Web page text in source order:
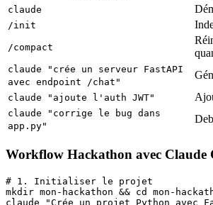
claude
/init
/compact
claude "crée un serveur FastAPI
avec endpoint /chat"
claude "ajoute l'auth JWT"
claude "corrige le bug dans
app.py"
Workflow Hackathon avec Claude
# 1. Initialiser le projet
mkdir mon-hackathon && cd mon-
claude "Crée un projet Python